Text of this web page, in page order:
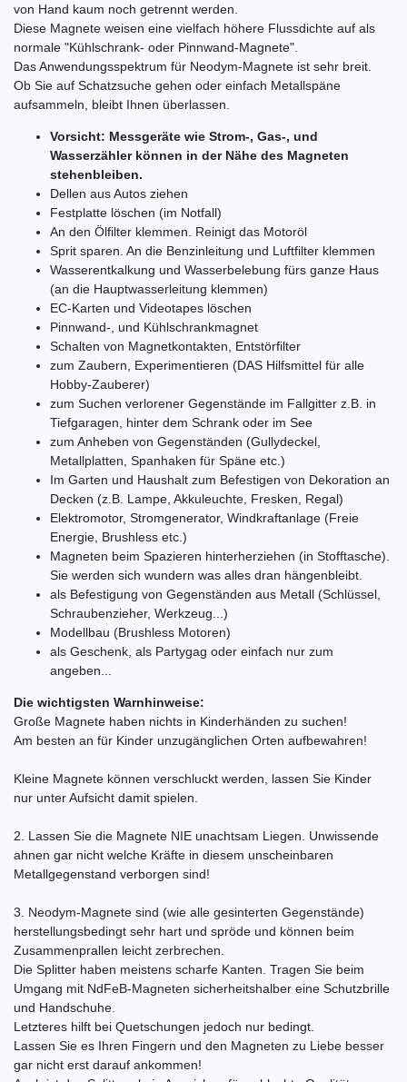
von Hand kaum noch getrennt werden.
Diese Magnete weisen eine vielfach höhere Flussdichte auf als
normale "Kühlschrank- oder Pinnwand-Magnete".
Das Anwendungsspektrum für Neodym-Magnete ist sehr breit.
Ob Sie auf Schatzsuche gehen oder einfach Metallspäne
aufsammeln, bleibt Ihnen überlassen.
Vorsicht: Messgeräte wie Strom-, Gas-, und
Wasserzähler können in der Nähe des Magneten
stehenbleiben.
Dellen aus Autos ziehen
Festplatte löschen (im Notfall)
An den Ölfilter klemmen. Reinigt das Motoröl
Sprit sparen. An die Benzinleitung und Luftfilter klemmen
Wasserentkalkung und Wasserbelebung fürs ganze Haus
(an die Hauptwasserleitung klemmen)
EC-Karten und Videotapes löschen
Pinnwand-, und Kühlschrankmagnet
Schalten von Magnetkontakten, Entstörfilter
zum Zaubern, Experimentieren (DAS Hilfsmittel für alle
Hobby-Zauberer)
zum Suchen verlorener Gegenstände im Fallgitter z.B. in
Tiefgaragen, hinter dem Schrank oder im See
zum Anheben von Gegenständen (Gullydeckel,
Metallplatten, Spanhaken für Späne etc.)
Im Garten und Haushalt zum Befestigen von Dekoration an
Decken (z.B. Lampe, Akkuleuchte, Fresken, Regal)
Elektromotor, Stromgenerator, Windkraftanlage (Freie
Energie, Brushless etc.)
Magneten beim Spazieren hinterherziehen (in Stofftasche).
Sie werden sich wundern was alles dran hängenbleibt.
als Befestigung von Gegenständen aus Metall (Schlüssel,
Schraubenzieher, Werkzeug...)
Modellbau (Brushless Motoren)
als Geschenk, als Partygag oder einfach nur zum
angeben...
Die wichtigsten Warnhinweise:
Große Magnete haben nichts in Kinderhänden zu suchen!
Am besten an für Kinder unzugänglichen Orten aufbewahren!
Kleine Magnete können verschluckt werden, lassen Sie Kinder
nur unter Aufsicht damit spielen.
2. Lassen Sie die Magnete NIE unachtsam Liegen. Unwissende
ahnen gar nicht welche Kräfte in diesem unscheinbaren
Metallgegenstand verborgen sind!
3. Neodym-Magnete sind (wie alle gesinterten Gegenstände)
herstellungsbedingt sehr hart und spröde und können beim
Zusammenprallen leicht zerbrechen.
Die Splitter haben meistens scharfe Kanten. Tragen Sie beim
Umgang mit NdFeB-Magneten sicherheitshalber eine Schutzbrille
und Handschuhe.
Letzteres hilft bei Quetschungen jedoch nur bedingt.
Lassen Sie es Ihren Fingern und den Magneten zu Liebe besser
gar nicht erst darauf ankommen!